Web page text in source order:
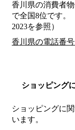
香川県の消費者
で全国8位です。
2023を参照）
香川県の電話番
ショッピング
ショッピングに
います。